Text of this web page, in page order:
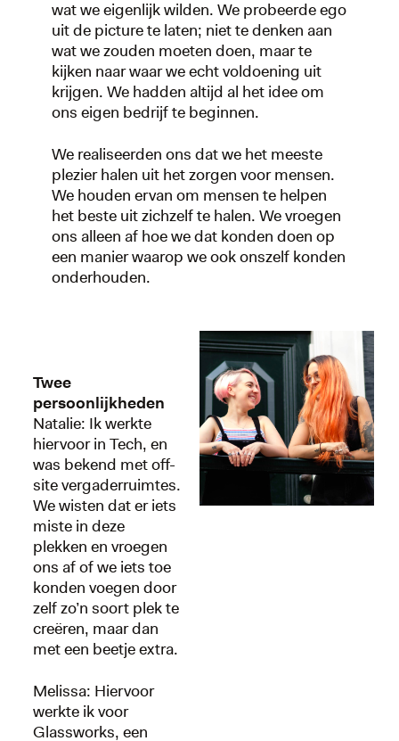
wat we eigenlijk wilden. We probeerde ego
uit de picture te laten; niet te denken aan
wat we zouden moeten doen, maar te
kijken naar waar we echt voldoening uit
krijgen. We hadden altijd al het idee om
ons eigen bedrijf te beginnen.
We realiseerden ons dat we het meeste
plezier halen uit het zorgen voor mensen.
We houden ervan om mensen te helpen
het beste uit zichzelf te halen. We vroegen
ons alleen af hoe we dat konden doen op
een manier waarop we ook onszelf konden
onderhouden.
Twee
persoonlijkheden
Natalie: Ik werkte
hiervoor in Tech, en
was bekend met off-
site vergaderruimtes.
We wisten dat er iets
miste in deze
plekken en vroegen
ons af of we iets toe
konden voegen door
zelf zo’n soort plek te
creëren, maar dan
met een beetje extra.
Melissa: Hiervoor
werkte ik voor
Glassworks, een